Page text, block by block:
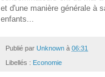
et d'une manière générale à
enfants...
Publié par Unknown à 06:31
Libellés : Economie